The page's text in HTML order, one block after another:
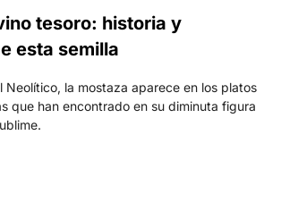
tesoro: historia y
esta semilla
Neolítico, la mostaza aparece en los platos
que han encontrado en su diminuta figura